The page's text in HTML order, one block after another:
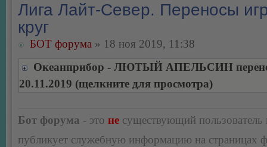
Лига Лайт-Север. Переносы
круг
БОТ форума » 18 ноя 2019, 11:38
Океанприбор - ЛЮТЫЙ АПЕЛЬСИН
20.11.2019 (щелкните для просмотра)
Бот форума - это не существующий пользователь
публикует служебную информацию на страницах